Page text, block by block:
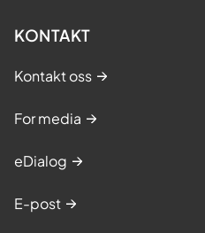
KONTAKT
Kontakt oss
For media
eDialog
E-post